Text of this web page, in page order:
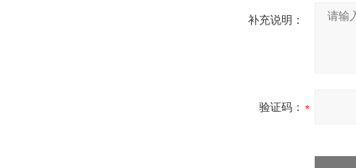
补充说明：
验证码：